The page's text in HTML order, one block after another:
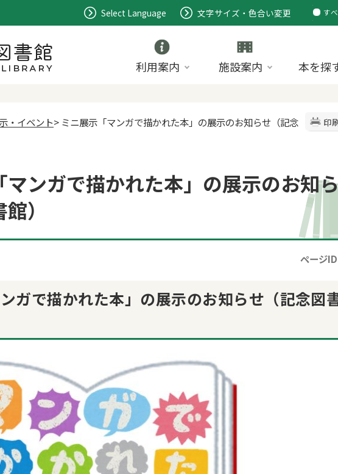
Select Language 文字サイズ・色合い変更
す
ペ
利用案内 施設案内 本を探
印
・イベント> ミニ展示「マンガで描かれた本」の展示のお知らせ（記念
マンガで描かれた本」の展示のお知
）
ページ
ガで描かれた本」の展示のお知らせ（記念図